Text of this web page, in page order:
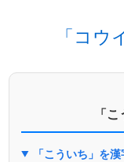
「コ
「
「こういち」を